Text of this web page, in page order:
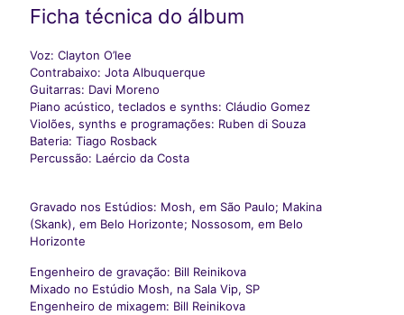
Ficha técnica do álbum
Voz: Clayton O’lee
Contrabaixo: Jota Albuquerque
Guitarras: Davi Moreno
Piano acústico, teclados e synths: Cláudio Gomez
Violões, synths e programações: Ruben di Souza
Bateria: Tiago Rosback
Percussão: Laércio da Costa
Gravado nos Estúdios: Mosh, em São Paulo; Makina
(Skank), em Belo Horizonte; Nossosom, em Belo
Horizonte
Engenheiro de gravação: Bill Reinikova
Mixado no Estúdio Mosh, na Sala Vip, SP
Engenheiro de mixagem: Bill Reinikova